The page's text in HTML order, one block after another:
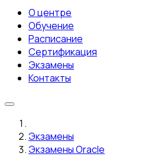
О центре
Обучение
Расписание
Сертификация
Экзамены
Контакты
Экзамены
Экзамены Oracle